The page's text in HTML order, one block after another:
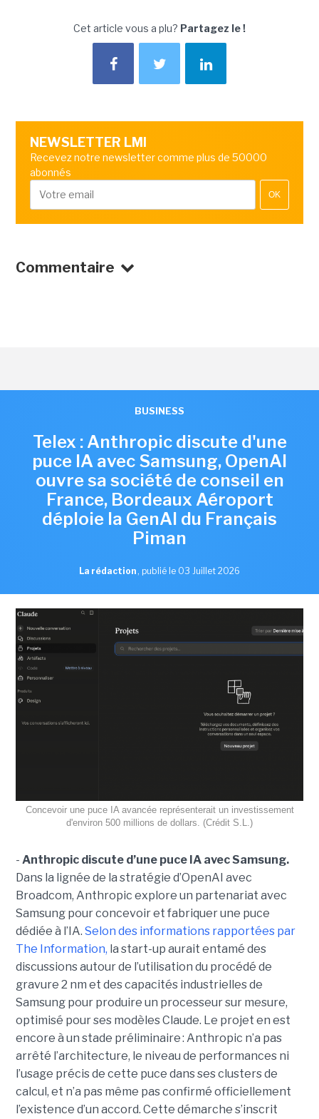
Cet article vous a plu? Partagez le !
NEWSLETTER LMI
Recevez notre newsletter comme plus de 50000
abonnés
OK
Commentaire
BUSINESS
Telex : Anthropic discute d'une
puce IA avec Samsung, OpenAI
ouvre sa société de conseil en
France, Bordeaux Aéroport
déploie la GenAI du Français
Piman
La rédaction , publié le 03 Juillet 2026
Concevoir une puce IA avancée représenterait un investissement
d'environ 500 millions de dollars. (Crédit S.L.)
- Anthropic discute d’une puce IA avec Samsung.
Dans la lignée de la stratégie d’OpenAI avec
Broadcom, Anthropic explore un partenariat avec
Samsung pour concevoir et fabriquer une puce
dédiée à l’IA. Selon des informations rapportées par
The Information, la start-up aurait entamé des
discussions autour de l’utilisation du procédé de
gravure 2 nm et des capacités industrielles de
Samsung pour produire un processeur sur mesure,
optimisé pour ses modèles Claude. Le projet en est
encore à un stade préliminaire : Anthropic n’a pas
arrêté l’architecture, le niveau de performances ni
l’usage précis de cette puce dans ses clusters de
calcul, et n’a pas même pas confirmé officiellement
l’existence d’un accord. Cette démarche s’inscrit